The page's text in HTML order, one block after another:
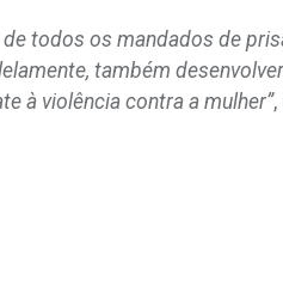
todos os mandados de
também
à violência contra a mulher”,